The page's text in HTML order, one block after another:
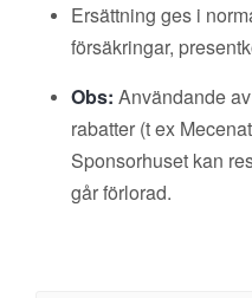
Ersättning ges i
försäkringar,
Obs: Användande
rabatter (t ex
Sponsorhuset kan
går förlorad.